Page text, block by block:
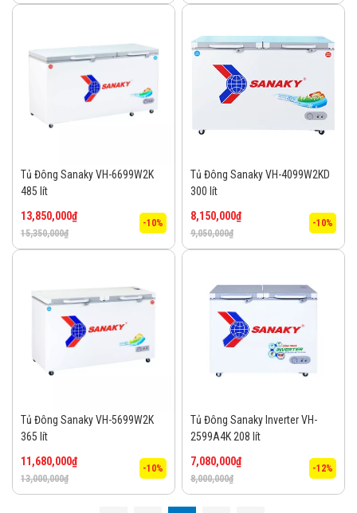
Tủ Đông Sanaky VH-6699W2K
485 lít
15,350,000₫
13,850,000₫
-10%
Tủ Đông Sanaky VH-4099W2KD
300 lít
9,050,000₫
8,150,000₫
-10%
Tủ Đông Sanaky VH-5699W2K
365 lít
13,000,000₫
11,680,000₫
-10%
Tủ Đông Sanaky Inverter VH-
2599A4K 208 lít
8,000,000₫
7,080,000₫
-12%